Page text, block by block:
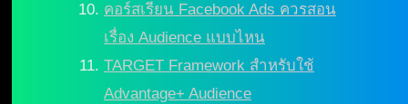
คอร์สเรียน Facebook Ads ควรสอน
เรื่อง Audience แบบไหน
TARGET Framework สำหรับใช้
Advantage+ Audience